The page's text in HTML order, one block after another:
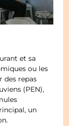
et sa
ou les
des repas
(PEN),
un